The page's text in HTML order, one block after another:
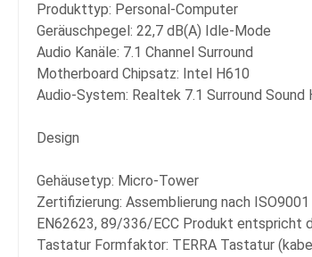
Produkttyp: Personal-Computer
Geräuschpegel: 22,7 dB(A) Idle-Mode
Audio Kanäle: 7.1 Channel Surround
Motherboard Chipsatz: Intel H610
Audio-System: Realtek 7.1 Surround Sound
Design
Gehäusetyp: Micro-Tower
Zertifizierung: Assemblierung nach
EN62623, 89/336/ECC Produkt entspricht
Tastatur Formfaktor: TERRA Tastatur